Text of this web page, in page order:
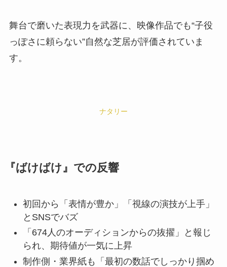
舞台で磨いた表現力を武器に、映像作品でも“子役
っぽさに頼らない”自然な芝居が評価されていま
す。
ナタリー
『ばけばけ』での反響
初回から「表情が豊か」「視線の演技が上手」
とSNSでバズ
「674人のオーディションからの抜擢」と報じ
られ、期待値が一気に上昇
制作側・業界紙も「最初の数話でしっかり掴め